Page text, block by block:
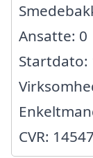
Ansatte: 0
Startdato:
CVR: